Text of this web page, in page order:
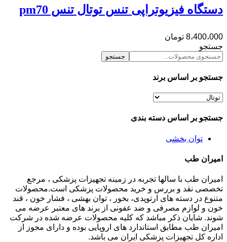
دستگاه فیزیوتراپی تنس توتال تنس pm70
8،400،000 تومان
جستجو
جستجو
جستجو بر اساس برند
جستجو بر اساس دسته بندی
توان بخشی
امیران طب
امیران طب با سالها تجربه در زمینه تجهیزات پزشکی ، مرجع
تخصصی نقد و بررس و خرید محصولات پزشکی است.محصولات
متنوع در دسته های ارتوپدی، بخور ، توان بهشی ، فشار خون ، قند
خون و لوازم مصرفی و ضد عفونی از برند های معتبر عرضه می
شوند. شایان ذکر مباشد که کلیه محصولات عرضه شده در شرکت
امیران طب مطابق استاندارد های اروپایی بوده و دارای مجوز از
اداره کل تجهیزات پزشکی ایران می باشد.